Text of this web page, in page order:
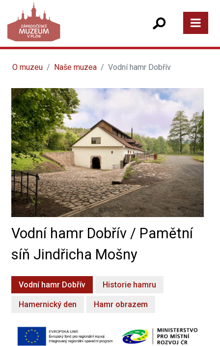
O muzeu Naše muzea Vodní hamr Dobřív
Vodní hamr Dobřív / Pamětní
síň Jindřicha Mošny
Vodní hamr Dobřív Historie hamru
Hamernický den Hamr obrazem